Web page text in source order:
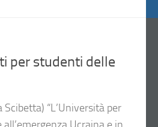
per studenti delle
“L’Università per